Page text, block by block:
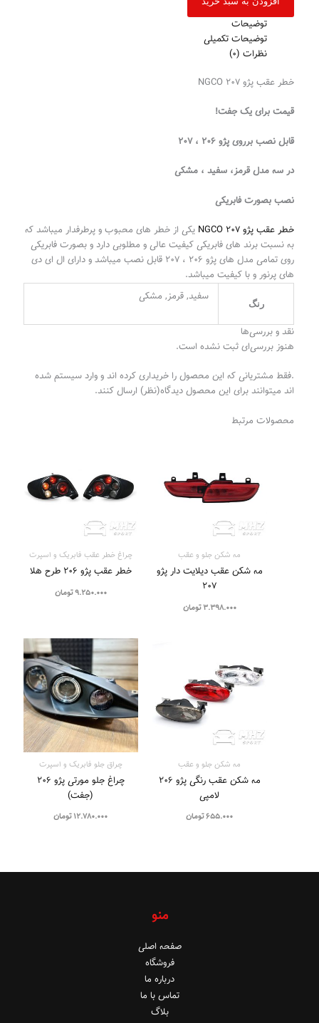
توضیحات
توضیحات تکمیلی
نظرات (0)
خطر عقب پژو ۲۰۷ NGCO
قیمت برای یک جفت!
قابل نصب برروی پژو ۲۰۶ ، ۲۰۷
در سه مدل قرمز، سفید ، مشکی
نصب بصورت فابریکی
خطر عقب پژو ۲۰۷ NGCO
یکی از خطر های محبوب و پرطرفدار میباشد که
به نسبت برند های فابریکی کیفیت عالی و مطلوبی دارد و بصورت فابریکی
روی تمامی مدل های پژو ۲۰۶ ، ۲۰۷ قابل نصب میباشد و دارای ال ای دی
های پرنور و با کیفیت میباشد.
رنگ
سفید, قرمز, مشکی
نقد و بررسی‌ها
هنوز بررسی‌ای ثبت نشده است.
.فقط مشتریانی که این محصول را خریداری کرده اند و وارد سیستم شده
اند میتوانند برای این محصول دیدگاه(نظر) ارسال کنند.
محصولات مرتبط
مه شکن جلو و عقب
مه شکن عقب دیلایت دار پژو
۲۰۷
3.398.000 تومان
چراغ خطر عقب فابریک و اسپرت
خطر عقب پژو ۲۰۶ طرح هلا
9.250.000تومان
مه شکن جلو و عقب
مه شکن عقب رنگی پژو ۲۰۶
لامپی
655.000تومان
چراق جلو فابریک و اسپرت
چراغ جلو مورتی پژو ۲۰۶
(جفت)
12.780.000تومان
منو
صفحه اصلی
فروشگاه
درباره ما
تماس با ما
بلاگ